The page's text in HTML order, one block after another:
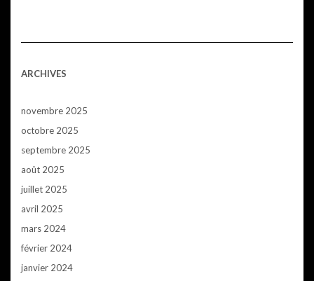
ARCHIVES
novembre 2025
octobre 2025
septembre 2025
août 2025
juillet 2025
avril 2025
mars 2024
février 2024
janvier 2024